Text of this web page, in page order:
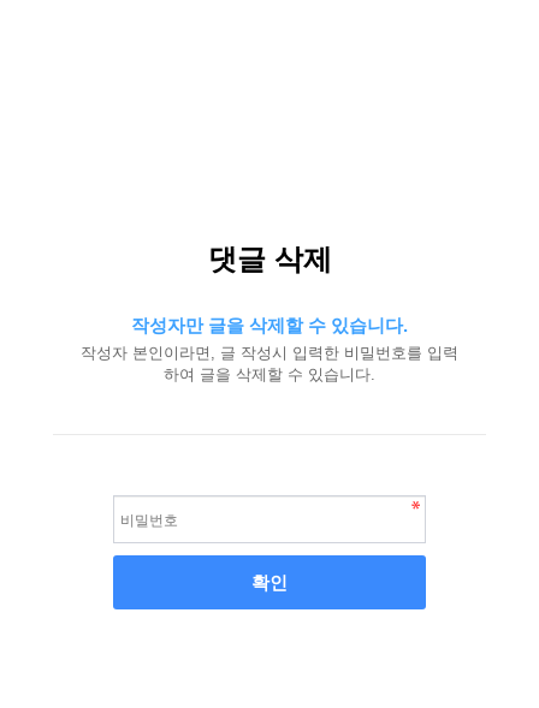
댓글 삭제
작성자만 글을 삭제할 수 있습니다.
작성자 본인이라면, 글 작성시 입력한 비밀번호를 입력
하여 글을 삭제할 수 있습니다.